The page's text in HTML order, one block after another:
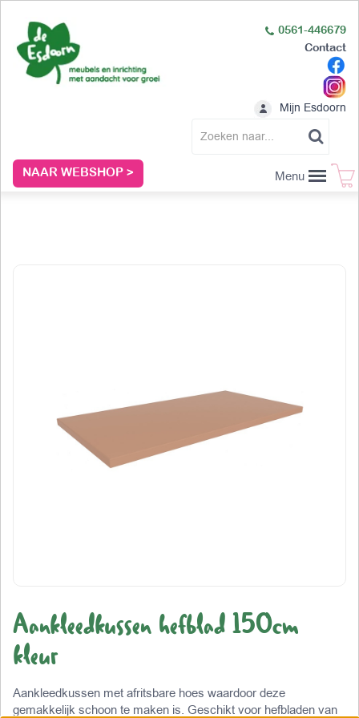
NAAR WEBSHOP >
0561-446679
Contact
Mijn Esdoorn
Menu
Aankleedkussen hefblad 150cm
kleur
Aankleedkussen met afritsbare hoes waardoor deze
gemakkelijk schoon te maken is. Geschikt voor hefbladen van